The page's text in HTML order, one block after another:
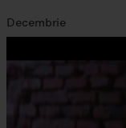
Decembrie